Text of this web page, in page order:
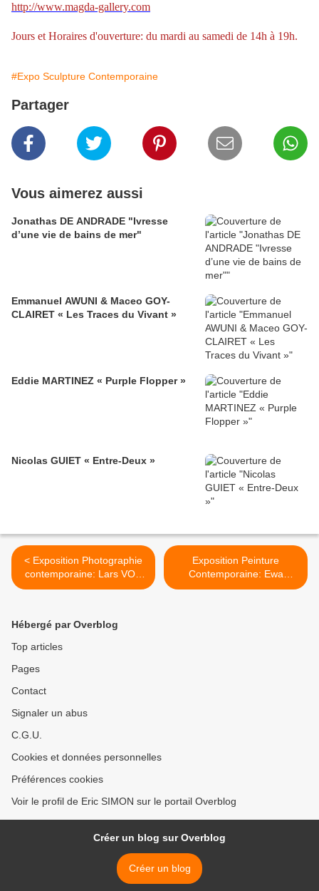
http://www.magda-gallery.com
Jours et Horaires d'ouverture: du mardi au samedi de 14h à 19h.
#Expo Sculpture Contemporaine
Partager
Vous aimerez aussi
Jonathas DE ANDRADE "Ivresse
d’une vie de bains de mer"
Emmanuel AWUNI & Maceo GOY-
CLAIRET « Les Traces du Vivant »
Eddie MARTINEZ « Purple Flopper »
Nicolas GUIET « Entre-Deux »
< Exposition Photographie
contemporaine: Lars VON
TRIER "ARTvonTRIER"
Exposition Peinture
Contemporaine: Ewa
JUSZKIEWICZ «Bloom, and
Hébergé par Overblog
Top articles
Pages
Contact
Signaler un abus
C.G.U.
Cookies et données personnelles
Préférences cookies
Voir le profil de Eric SIMON sur le portail Overblog
Créer un blog sur Overblog
Créer un blog